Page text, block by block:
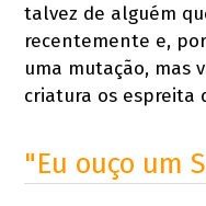
talvez de alguém
recentemente e,
uma mutação, mas
criatura os espreita
"Eu ouço um